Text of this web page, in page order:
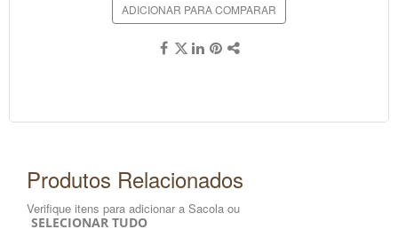
ADICIONAR PARA COMPARAR
Produtos Relacionados
Verifique itens para adicionar a Sacola ou
SELECIONAR TUDO